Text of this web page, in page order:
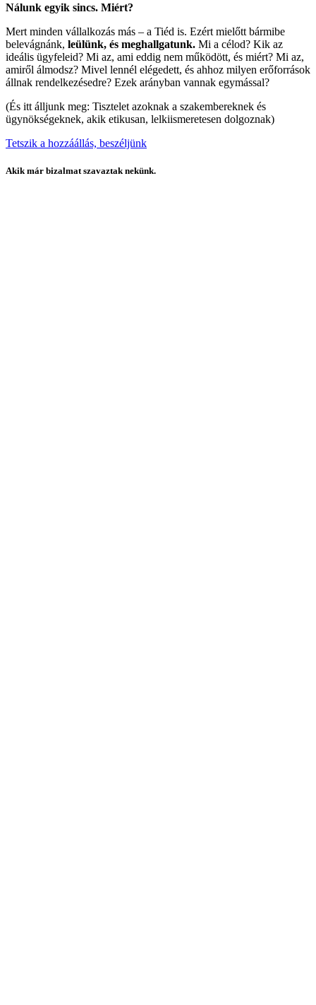
Nálunk egyik sincs. Miért?
Mert minden vállalkozás más – a Tiéd is. Ezért mielőtt bármibe
belevágnánk, leülünk, és meghallgatunk. Mi a célod? Kik az
ideális ügyfeleid? Mi az, ami eddig nem működött, és miért? Mi az,
amiről álmodsz? Mivel lennél elégedett, és ahhoz milyen erőforrások
állnak rendelkezésedre? Ezek arányban vannak egymással?
(És itt álljunk meg: Tisztelet azoknak a szakembereknek és
ügynökségeknek, akik etikusan, lelkiismeretesen dolgoznak)
Tetszik a hozzáállás, beszéljünk
Akik már bizalmat szavaztak nekünk.